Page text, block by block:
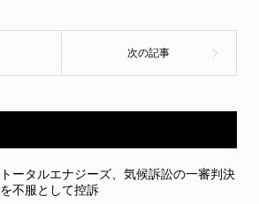
トータルエナジーズ、気候訴訟の一審判決
を不服として控訴